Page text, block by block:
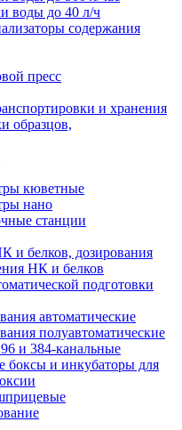
воды до 40 л/ч
содержания
пресс
и хранения
образцов,
кюветные
нано
станции
и белков, дозирования
НК и белков
подготовки
автоматические
полуавтоматические
и 384-канальные
боксы и инкубаторы для